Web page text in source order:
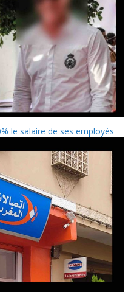
le salaire de ses employés